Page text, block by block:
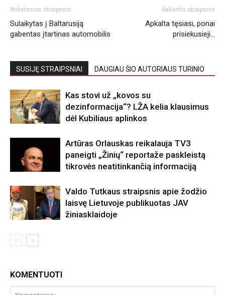
Ankstesnis straipsnis
Sulaikytas į Baltarusiją
gabentas įtartinas automobilis
Sekantis straipsnis
Apkalta tęsiasi, ponai
prisiekusieji…
SUSIJĘ STRAIPSNIAI DAUGIAU ŠIO AUTORIAUS TURINIO
Kas stovi už „kovos su
dezinformacija“? LŽA kelia klausimus
dėl Kubiliaus aplinkos
Artūras Orlauskas reikalauja TV3
paneigti „Žinių“ reportaže paskleistą
tikrovės neatitinkančią informaciją
Valdo Tutkaus straipsnis apie žodžio
laisvę Lietuvoje publikuotas JAV
žiniasklaidoje
KOMENTUOTI